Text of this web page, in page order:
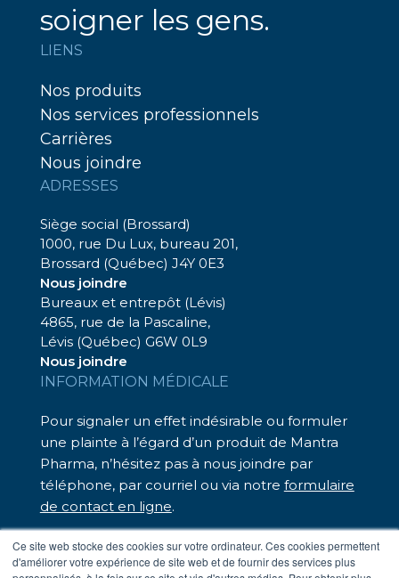
Ce site web stocke des cookies sur votre ordinateur. Ces cookies permettent
d'améliorer votre expérience de site web et de fournir des services plus
soigner les gens.
LIENS
Nos produits
Nos services professionnels
Carrières
Nous joindre
ADRESSES
Siège social (Brossard)
1000, rue Du Lux, bureau 201,
Brossard (Québec) J4Y 0E3
Nous joindre
Bureaux et entrepôt (Lévis)
4865, rue de la Pascaline,
Lévis (Québec) G6W 0L9
Nous joindre
INFORMATION MÉDICALE
Pour signaler un effet indésirable ou formuler
une plainte à l’égard d’un produit de Mantra
Pharma, n’hésitez pas à nous joindre par
téléphone, par courriel ou via notre formulaire
de contact en ligne.
Nous sommes là pour vous assister.
– Téléphone sans frais : 1 833 248-7326